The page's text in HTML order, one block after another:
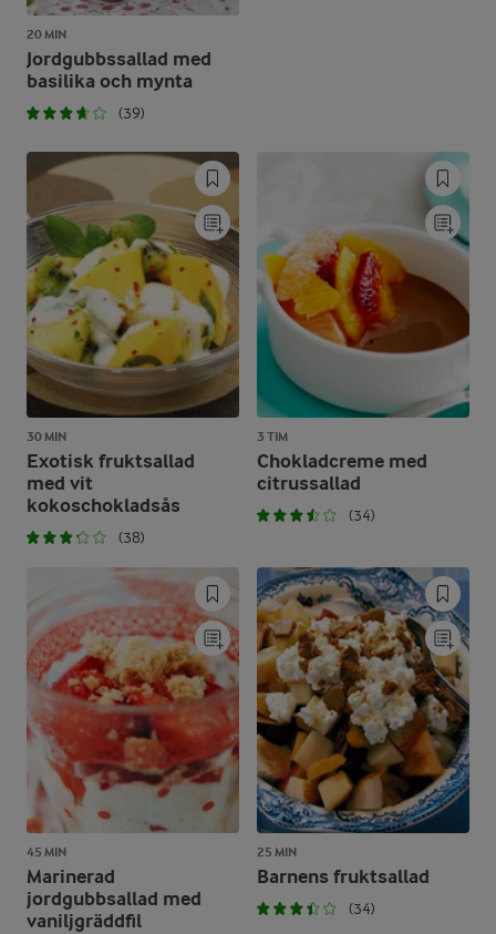
20 MIN
Jordgubbssallad med
basilika och mynta
(39)
30 MIN
Exotisk fruktsallad
med vit
kokoschokladsås
(38)
3 TIM
Chokladcreme med
citrussallad
(34)
45 MIN
Marinerad
jordgubbsallad med
vaniljgräddfil
25 MIN
Barnens fruktsallad
(34)